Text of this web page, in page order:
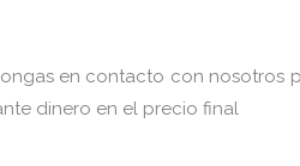
en contacto con nosotros
dinero en el precio final